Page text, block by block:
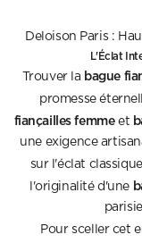
Deloison Paris :
L'Éclat
Trouver la bague
promesse
fiançailles femmeet
une exigence
sur l'éclat
l'originalité d'une
Pour sceller cet